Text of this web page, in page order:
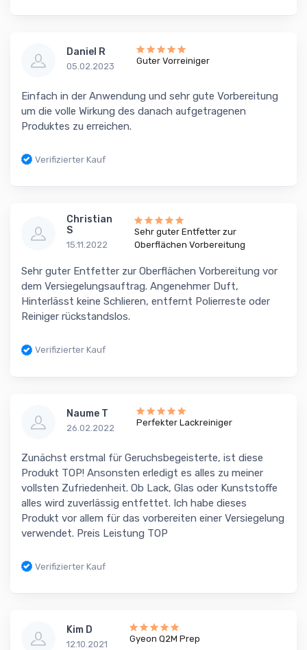
Daniel R
05.02.2023
Guter Vorreiniger
Einfach in der Anwendung und sehr gute Vorbereitung
um die volle Wirkung des danach aufgetragenen
Produktes zu erreichen.
Verifizierter Kauf
Christian
S
15.11.2022
Sehr guter Entfetter zur
Oberflächen Vorbereitung
Sehr guter Entfetter zur Oberflächen Vorbereitung vor
dem Versiegelungsauftrag. Angenehmer Duft,
Hinterlässt keine Schlieren, entfernt Polierreste oder
Reiniger rückstandslos.
Verifizierter Kauf
Naume T
26.02.2022
Perfekter Lackreiniger
Zunächst erstmal für Geruchsbegeisterte, ist diese
Produkt TOP! Ansonsten erledigt es alles zu meiner
vollsten Zufriedenheit. Ob Lack, Glas oder Kunststoffe
alles wird zuverlässig entfettet. Ich habe dieses
Produkt vor allem für das vorbereiten einer Versiegelung
verwendet. Preis Leistung TOP
Verifizierter Kauf
Kim D
12.10.2021
Gyeon Q2M Prep